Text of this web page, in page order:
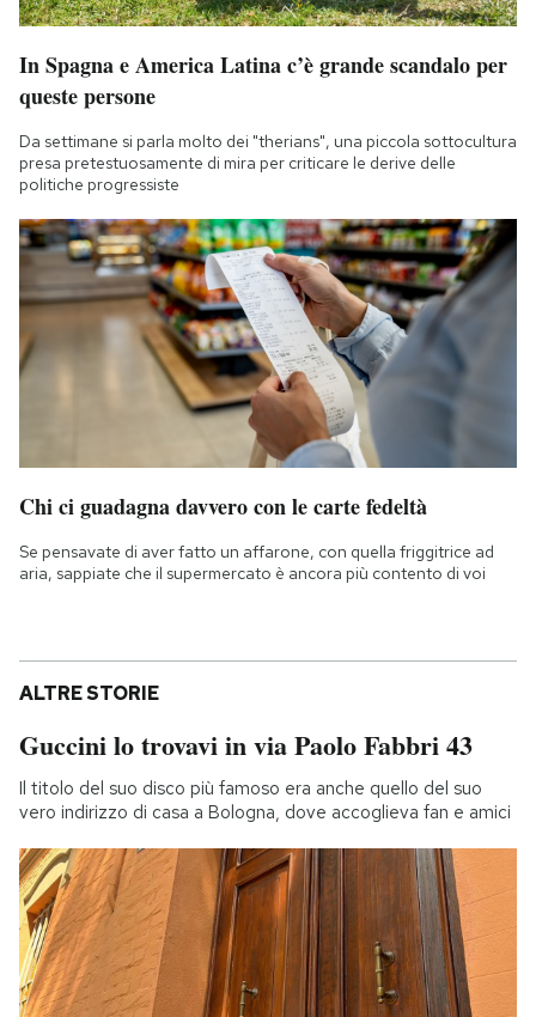
In Spagna e America Latina c’è grande scandalo per
queste persone
Da settimane si parla molto dei "therians", una piccola sottocultura
presa pretestuosamente di mira per criticare le derive delle
politiche progressiste
Chi ci guadagna davvero con le carte fedeltà
Se pensavate di aver fatto un affarone, con quella friggitrice ad
aria, sappiate che il supermercato è ancora più contento di voi
ALTRE STORIE
Guccini lo trovavi in via Paolo Fabbri 43
Il titolo del suo disco più famoso era anche quello del suo
vero indirizzo di casa a Bologna, dove accoglieva fan e amici